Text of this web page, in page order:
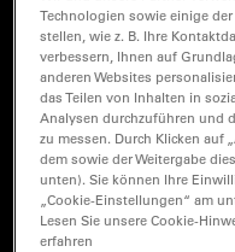
Technologien sowie einige
stellen, wie z. B. Ihre
verbessern, Ihnen auf
anderen Websites
das Teilen von Inhalten in
Analysen durchzuführen und
zu messen. Durch Klicken auf
dem sowie der Weitergabe
unten). Sie können Ihre
„Cookie-Einstellungen“ am
Lesen Sie unsere Cookie-
erfahren